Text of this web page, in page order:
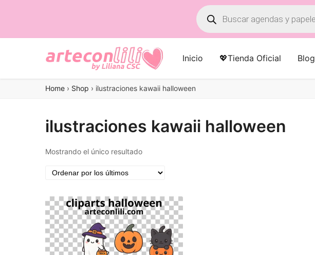
Búsqueda
de
productos
Inicio 💖Tienda Oficial Blog
Home › Shop › ilustraciones kawaii halloween
ilustraciones kawaii halloween
Mostrando el único resultado